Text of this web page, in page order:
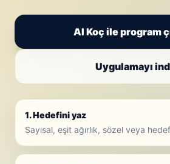
AI Koç ile program
Uygulamayı
1. Hedefini yaz
Sayısal, eşit ağırlık, sözel veya